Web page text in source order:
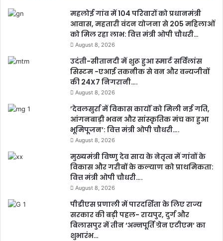
महलोई गांव में 104 परिवारों को प्रधानमंत्री
आवास, महतारी वंदन योजना से 205 महिलाओं
को मिल रहा लाभ: वित्त मंत्री ओपी चौधरी…
August 8, 2026
उदंती-सीतानदी में शुरू हुआ स्मार्ट सर्विलांस
सिस्टम -एआई तकनीक से वन और वन्यजीवों
की 24X7 निगरानी….
August 8, 2026
’देवलसुर्रा में विकास कार्यों को मिली नई गति,
आंगनबाड़ी भवन और सांस्कृतिक मंच का हुआ
भूमिपूजन’: वित्त मंत्री ओपी चौधरी….
August 8, 2026
मुख्यमंत्री विष्णु देव साय के नेतृत्व में गांवों के
विकास और गरीबों के कल्याण को प्राथमिकता:
वित्त मंत्री ओपी चौधरी….
August 8, 2026
पीडीएस प्रणाली में पारदर्शिता के लिए राज्य
सरकार की बड़ी पहल- रायपुर, दुर्ग और
बिलासपुर में तीन ‘अन्नपूर्ति ग्रेन एटीएम‘ का
शुभारंभ…